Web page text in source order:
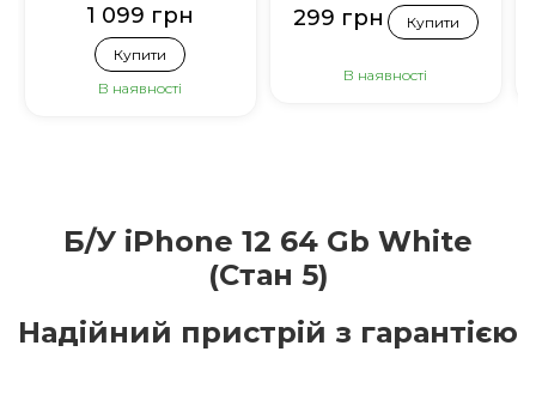
1 099 грн
Купити
В наявності
299 грн Купити
В наявності
Б/У iPhone 12 64 Gb White
(Стан 5)
Надійний пристрій з гарантією